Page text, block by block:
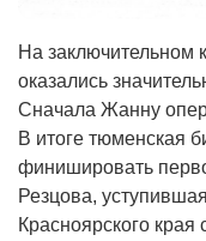
На заключительном
оказались
Сначала Жанну
В итоге тюменская
финишировать
Резцова,
Красноярского края